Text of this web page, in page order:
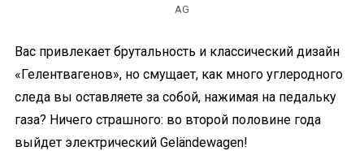
AG
Вас привлекает брутальность и классический дизайн
«Гелентвагенов», но смущает, как много углеродного
следа вы оставляете за собой, нажимая на педальку
газа? Ничего страшного: во второй половине года
выйдет электрический Geländewagen!